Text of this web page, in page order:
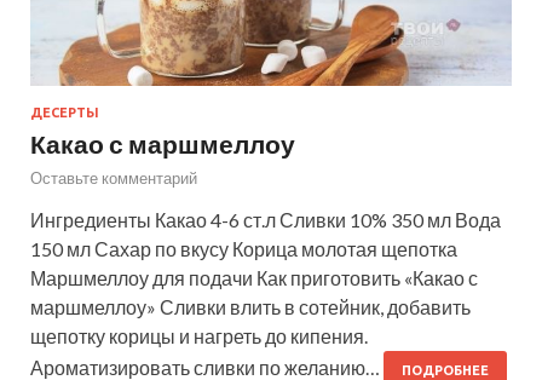
ДЕСЕРТЫ
Какао с маршмеллоу
Оставьте комментарий
Ингредиенты Какао 4-6 ст.л Сливки 10% 350 мл Вода
150 мл Сахар по вкусу Корица молотая щепотка
Маршмеллоу для подачи Как приготовить «Какао с
маршмеллоу» Сливки влить в сотейник, добавить
щепотку корицы и нагреть до кипения.
Ароматизировать сливки по желанию…
ПОДРОБНЕЕ